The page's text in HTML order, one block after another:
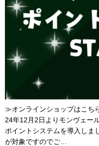
≫オンラインショップはこち
24年12月2日よりモンヴェー
ポイントシステムを導入しま
が対象ですのでご…